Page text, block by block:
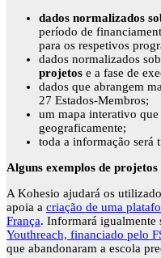
dados normalizados
período de
para os respetivos
dados normalizados
projetos e a fase de
dados que abrangem
27 Estados-Membros;
um mapa interativo
geograficamente;
toda a informação será
Alguns exemplos de projetos
A Kohesio ajudará os
apoia a criação de uma
França. Informará igualmente
Youthreach, financiado pelo
que abandonaram a escola